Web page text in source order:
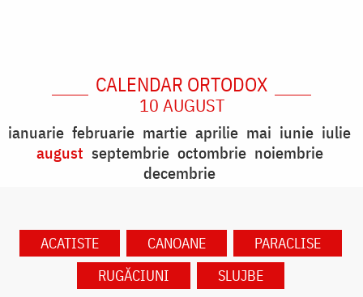
CALENDAR ORTODOX
10 AUGUST
ianuarie februarie martie aprilie mai iunie iulie
august septembrie octombrie noiembrie
decembrie
ACATISTE CANOANE
PARACLISE
RUGĂCIUNI
SLUJBE